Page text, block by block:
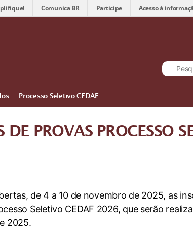
Comunica BR Participe Acesso à
Processo Seletivo CEDAF
PROVAS PROCESSO
de 4 a 10 de novembro de 2025, as
Seletivo CEDAF 2026, que serão
2025.